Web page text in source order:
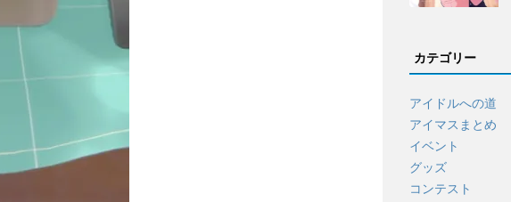
カテゴリー
アイドルへの道
アイマスまとめ
イベント
グッズ
コンテスト